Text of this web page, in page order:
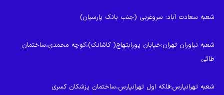
شعبه سعادت آباد: سروغربی (جنب بانک پارسیان)
شعبه نیاوران تهران:خیابان پورابتهاج( کاشانک)،کوچه محمدی،ساختمان
طائی
شعبه تهرانپارس:فلکه اول تهرانپارس،ساختمان پزشکان کسری